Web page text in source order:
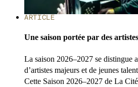
ARTICLE
Une saison portée par des
La saison 2026–2027 se distingue
d’artistes majeurs et de jeunes
Cette Saison 2026–2027 de La